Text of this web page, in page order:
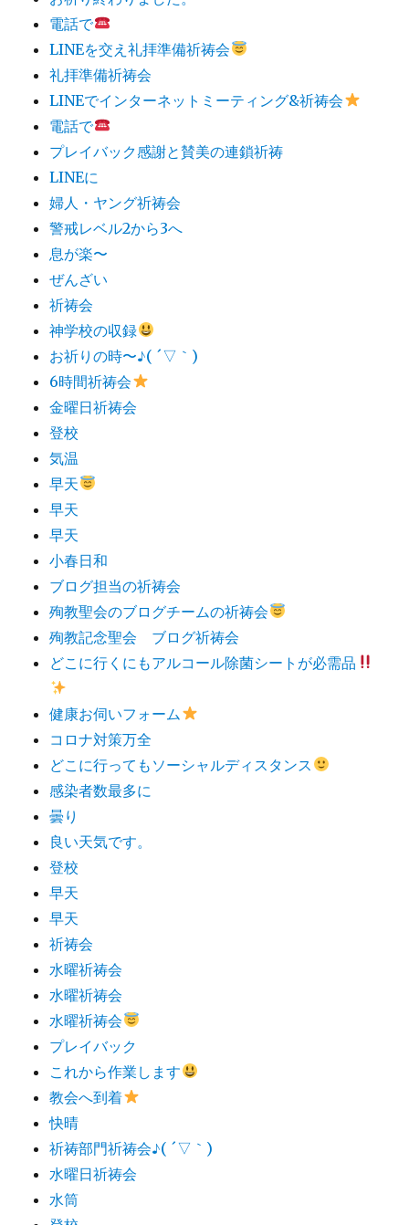
電話で
LINEを交え礼拝準備祈祷会
礼拝準備祈祷会
LINEでインターネットミーティング&祈祷会
電話で
プレイバック感謝と賛美の連鎖祈祷
LINEに
婦人・ヤング祈祷会
警戒レベル2から3へ
息が楽〜
ぜんざい
祈祷会
神学校の収録
お祈りの時〜♪( ´▽｀)
6時間祈祷会
金曜日祈祷会
登校
気温
早天
早天
早天
小春日和
ブログ担当の祈祷会
殉教聖会のブログチームの祈祷会
殉教記念聖会 ブログ祈祷会
どこに行くにもアルコール除菌シートが必需品
健康お伺いフォーム
コロナ対策万全
どこに行ってもソーシャルディスタンス
感染者数最多に
曇り
良い天気です。
登校
早天
早天
祈祷会
水曜祈祷会
水曜祈祷会
水曜祈祷会
プレイバック
これから作業します
教会へ到着
快晴
祈祷部門祈祷会♪( ´▽｀)
水曜日祈祷会
水筒